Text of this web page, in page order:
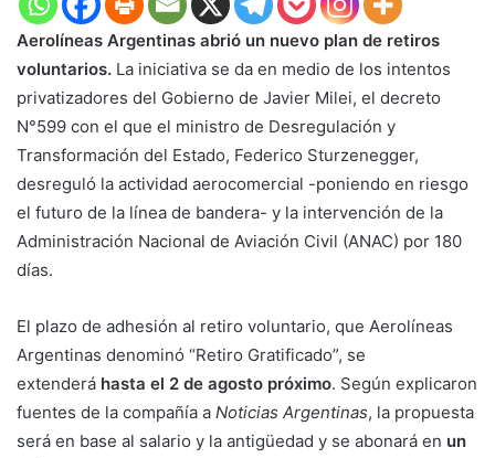
Aerolíneas Argentinas abrió un nuevo plan de retiros
voluntarios. La iniciativa se da en medio de los intentos
privatizadores del Gobierno de Javier Milei, el decreto
N°599 con el que el ministro de Desregulación y
Transformación del Estado, Federico Sturzenegger,
desreguló la actividad aerocomercial -poniendo en riesgo
el futuro de la línea de bandera- y la intervención de la
Administración Nacional de Aviación Civil (ANAC) por 180
días.
El plazo de adhesión al retiro voluntario, que Aerolíneas
Argentinas denominó “Retiro Gratificado”, se
extenderá hasta el 2 de agosto próximo. Según explicaron
fuentes de la compañía a Noticias Argentinas, la propuesta
será en base al salario y la antigüedad y se abonará en un